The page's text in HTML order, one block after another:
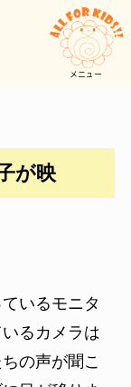
メニュー
が映
いるモニタ
るカメラは
の声が聞こ